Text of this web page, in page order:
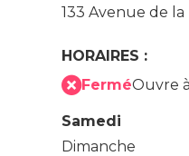
133 Avenue de la
HORAIRES :
FerméOuvre
Samedi
Dimanche